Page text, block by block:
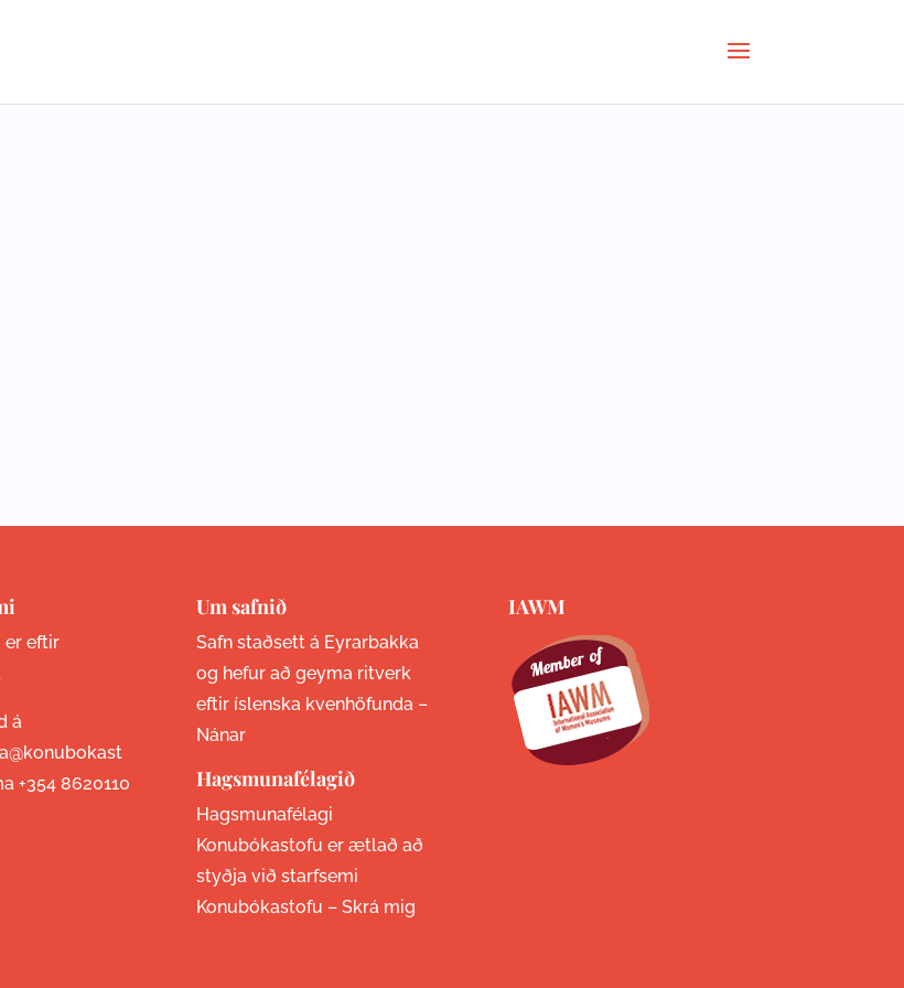
er eftir
á
+354 8620110
Um safnið
Safn staðsett á Eyrarbakka
og hefur að geyma ritverk
eftir íslenska kvenhöfunda –
Nánar
Hagsmunafélagið
Hagsmunafélagi
Konubókastofu er ætlað að
styðja við starfsemi
Konubókastofu – Skrá mig
IAWM